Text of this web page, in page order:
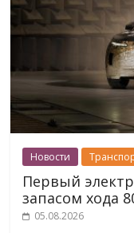
Новости
Первый
запасом хода
05.08.2026